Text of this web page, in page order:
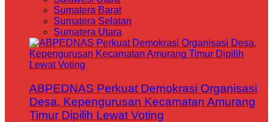
Sumatera Barat
Sumatera Selatan
Sumatera Utara
ABPEDNAS Perkuat Demokrasi Organisasi
Desa, Kepengurusan Kecamatan Amurang
Timur Dipilih Lewat Voting